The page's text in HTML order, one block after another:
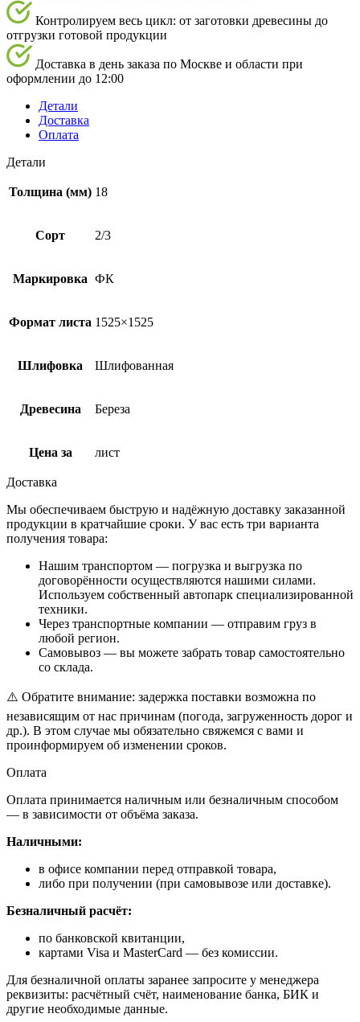
Контролируем весь цикл: от заготовки древесины до
отгрузки готовой продукции
Доставка в день заказа по Москве и области при
оформлении до 12:00
Детали
Доставка
Оплата
Детали
Толщина (мм) 18
Сорт 2/3
Маркировка ФК
Формат листа 1525×1525
Шлифовка Шлифованная
Древесина Береза
Цена за лист
Доставка
Мы обеспечиваем быструю и надёжную доставку заказанной
продукции в кратчайшие сроки. У вас есть три варианта
получения товара:
Нашим транспортом — погрузка и выгрузка по
договорённости осуществляются нашими силами.
Используем собственный автопарк специализированной
техники.
Через транспортные компании — отправим груз в
любой регион.
Самовывоз — вы можете забрать товар самостоятельно
со склада.
⚠️ Обратите внимание: задержка поставки возможна по
независящим от нас причинам (погода, загруженность дорог и
др.). В этом случае мы обязательно свяжемся с вами и
проинформируем об изменении сроков.
Оплата
Оплата принимается наличным или безналичным способом
— в зависимости от объёма заказа.
Наличными:
в офисе компании перед отправкой товара,
либо при получении (при самовывозе или доставке).
Безналичный расчёт:
по банковской квитанции,
картами Visa и MasterCard — без комиссии.
Для безналичной оплаты заранее запросите у менеджера
реквизиты: расчётный счёт, наименование банка, БИК и
другие необходимые данные.